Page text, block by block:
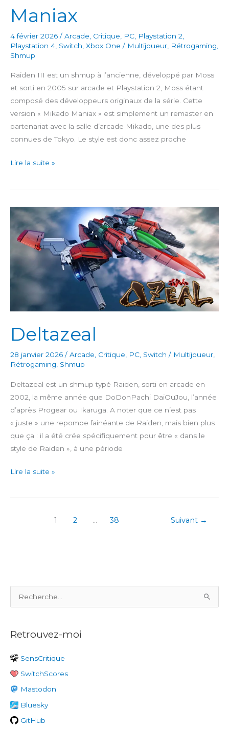
Maniax
4 février 2026 / Arcade Critique PC Playstation 2
Playstation 4 Switch Xbox One / Multijoueur Rétrogaming
Shmup
Raiden III est un shmup à l’ancienne, développé par Moss
et sorti en 2005 sur arcade et Playstation 2, Moss étant
composé des développeurs originaux de la série. Cette
version « Mikado Maniax » est simplement un remaster en
partenariat avec la salle d’arcade Mikado, une des plus
connues de Tokyo. Le style est donc assez proche
Raiden
x
Maniax
Lire la suite »
Deltazeal
28 janvier 2026 / Arcade Critique PC Switch / Multijoueur
Rétrogaming Shmup
Deltazeal est un shmup typé Raiden, sorti en arcade en
2002, la même année que DoDonPachi DaiOuJou, l’année
d’après Progear ou Ikaruga. A noter que ce n’est pas
« juste » une repompe fainéante de Raiden, mais bien plus
que ça : il a été crée spécifiquement pour être « dans le
style de Raiden », à une période
Deltazeal
Lire la suite »
1 2 … 38 Suivant →
e
h
r
c
h
e
r
Retrouvez-moi
SensCritique
SwitchScores
Mastodon
Bluesky
GitHub